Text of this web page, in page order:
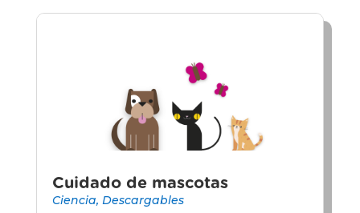
Cuidado de mascotas
Ciencia, Descargables